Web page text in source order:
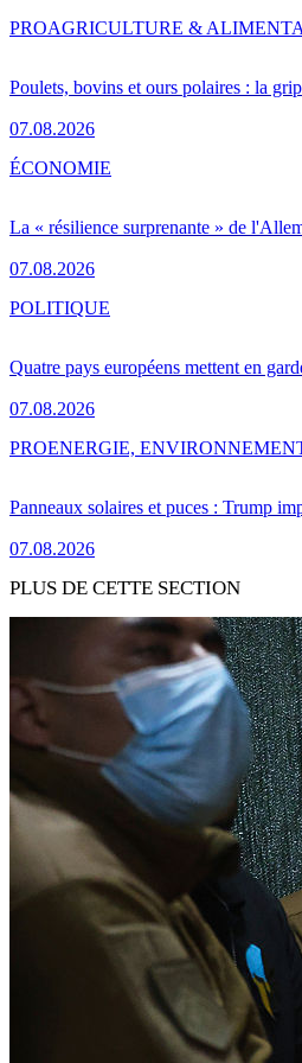
Poulets, bovins et ours polaires : la
07.08.2026
PROAGRICULTURE &
La « résilience surprenante » de
07.08.2026
ÉCONOMIE
Quatre pays européens mettent en
07.08.2026
POLITIQUE
Panneaux solaires et puces : Trump
07.08.2026
PROENERGIE,
PLUS DE CETTE SECTION